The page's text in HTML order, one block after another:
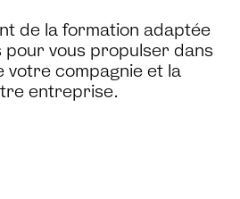
de la formation adaptée
pour vous propulser dans
votre compagnie et la
entreprise.